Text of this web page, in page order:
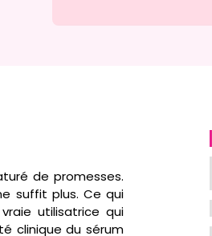
de promesses.
suffit plus. Ce qui
utilisatrice qui
clinique du sérum